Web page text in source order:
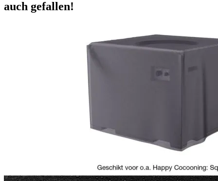
auch gefallen!